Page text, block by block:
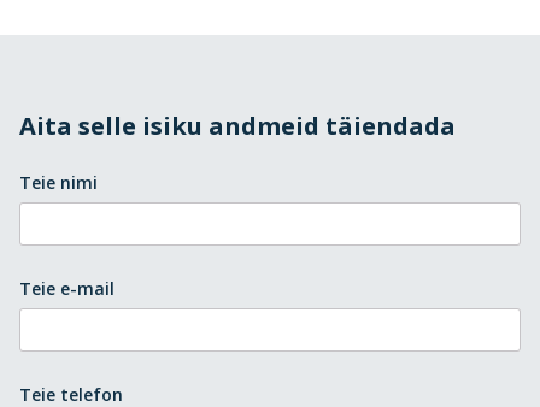
Aita selle isiku andmeid täiendada
Teie nimi
Teie e-mail
Teie telefon